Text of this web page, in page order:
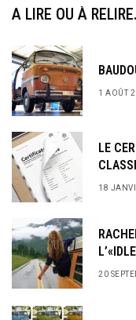
A LIRE OU À
1 AOÛT
LE
18
20